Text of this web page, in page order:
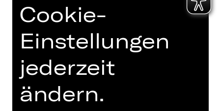
Home
Spielplan
Künstler*innen
Kartenkauf
Abos 26/27
Presse
ZVB/L
AGB
Datenschutz
Cookie-
Einstellungen
jederzeit
ändern.